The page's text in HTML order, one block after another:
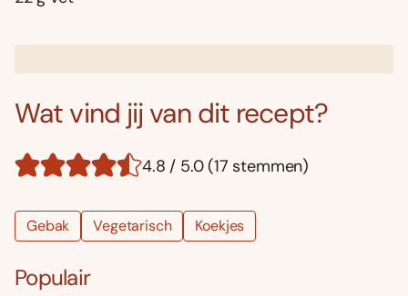
Wat vind jij van dit recept?
4.8 / 5.0 (17 stemmen)
Gebak Vegetarisch Koekjes
Populair